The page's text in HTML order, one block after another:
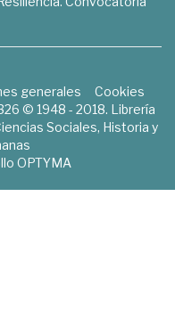
generales
Cookies
© 1948 - 2018. Librería
Sociales, Historia y
OPTYMA